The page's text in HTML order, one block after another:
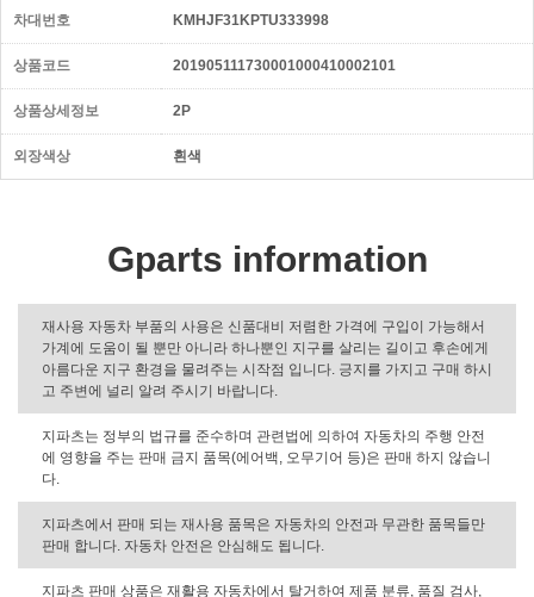
차대번호 KMHJF31KPTU333998
상품코드 201905111730001000410002101
상품상세정보 2P
외장색상 흰색
Gparts information
재사용 자동차 부품의 사용은 신품대비 저렴한 가격에 구입이 가능해서
가계에 도움이 될 뿐만 아니라 하나뿐인 지구를 살리는 길이고 후손에게
아름다운 지구 환경을 물려주는 시작점 입니다. 긍지를 가지고 구매 하시
고 주변에 널리 알려 주시기 바랍니다.
지파츠는 정부의 법규를 준수하며 관련법에 의하여 자동차의 주행 안전
에 영향을 주는 판매 금지 품목(에어백, 오무기어 등)은 판매 하지 않습니
다.
지파츠에서 판매 되는 재사용 품목은 자동차의 안전과 무관한 품목들만
판매 합니다. 자동차 안전은 안심해도 됩니다.
지파츠 판매 상품은 재활용 자동차에서 탈거하여 제품 분류, 품질 검사,